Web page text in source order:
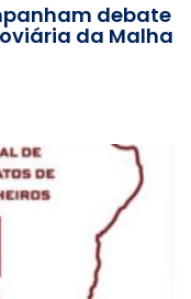
debate
da Malha